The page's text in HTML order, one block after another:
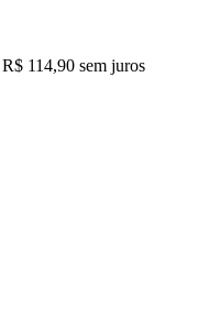
R$ 114,90 sem juros